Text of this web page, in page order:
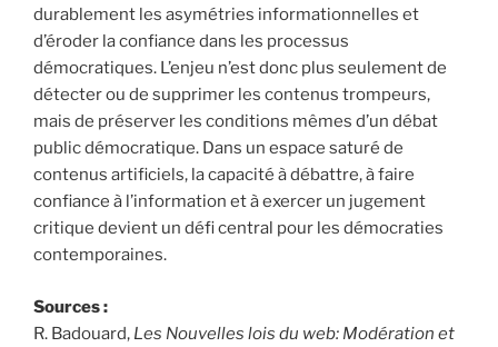
durablement les asymétries informationnelles et
d’éroder la confiance dans les processus
démocratiques. L’enjeu n’est donc plus seulement de
détecter ou de supprimer les contenus trompeurs,
mais de préserver les conditions mêmes d’un débat
public démocratique. Dans un espace saturé de
contenus artificiels, la capacité à débattre, à faire
confiance à l’information et à exercer un jugement
critique devient un défi central pour les démocraties
contemporaines.
Sources :
R. Badouard, Les Nouvelles lois du web: Modération et